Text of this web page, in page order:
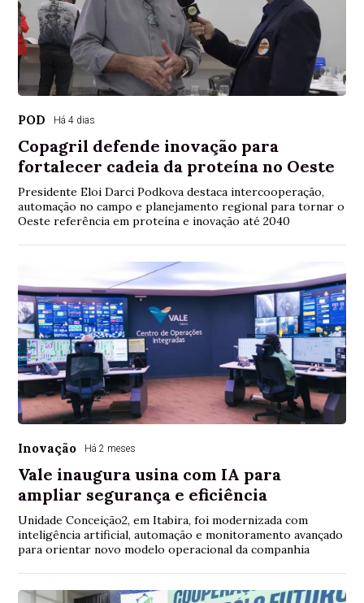
POD Há 4 dias
Copagril defende inovação para
fortalecer cadeia da proteína no Oeste
Presidente Eloi Darci Podkova destaca intercooperação,
automação no campo e planejamento regional para tornar o
Oeste referência em proteína e inovação até 2040
Inovação Há 2 meses
Vale inaugura usina com IA para
ampliar segurança e eficiência
Unidade Conceição2, em Itabira, foi modernizada com
inteligência artificial, automação e monitoramento avançado
para orientar novo modelo operacional da companhia